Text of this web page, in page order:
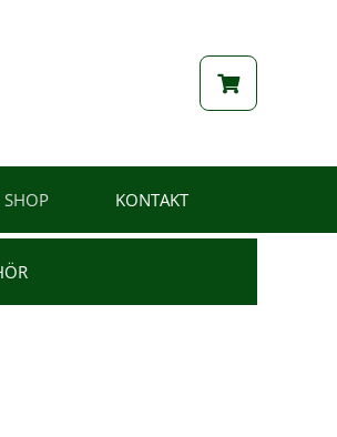
SHOP KONTAKT